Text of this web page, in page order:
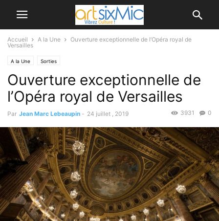
Accueil A la Une
Ouverture exceptionnelle de l’Opéra royal de
Versailles
A la Une Sorties
Ouverture exceptionnelle de
l’Opéra royal de Versailles
Par Jean Marc Lebeaupin - 24 juillet , 2019 0
3931